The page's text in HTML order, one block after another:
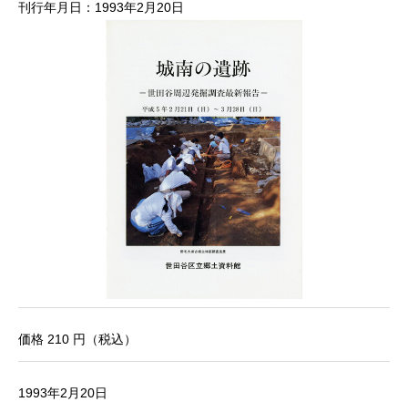
刊行年月日：1993年2月20日
価格 210 円（税込）
1993年2月20日